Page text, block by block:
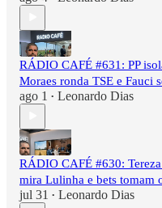
RÁDIO CAFÉ #631: PP
Moraes ronda TSE e Fauci
ago 1 • Leonardo Dias
RÁDIO CAFÉ #630:
mira Lulinha e bets tomam
jul 31 • Leonardo Dias